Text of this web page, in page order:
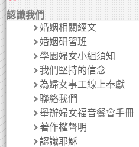
認識我們
婚姻相關經文
婚姻研習班
學園婦女小組須知
我們堅持的信念
為婦女事工線上奉獻
聯絡我們
舉辦婦女福音餐會手冊
著作權聲明
認識耶穌